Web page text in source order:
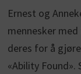
Ernest og
mennesker
deres for å
«Ability